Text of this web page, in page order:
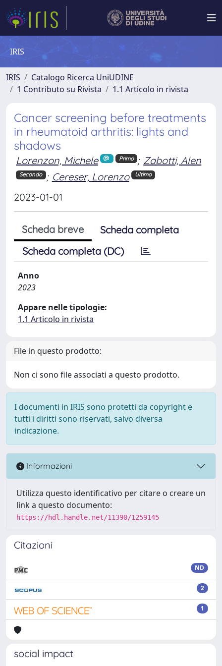
IRIS
IRIS
Catalogo Ricerca UniUDINE
1 Contributo su Rivista
1.1 Articolo in rivista
Cancer screening before treatments
in rheumatoid arthritis: lights and
shadows
Lorenzon, Michele Primo ; Zabotti, Alen
Secondo ; Cereser, Lorenzo Ultimo
2023-01-01
Scheda breve
Scheda completa
Scheda completa (DC)
Anno
2023
Appare nelle tipologie:
1.1 Articolo in rivista
File in questo prodotto:
Non ci sono file associati a questo prodotto.
I documenti in IRIS sono protetti da copyright e
tutti i diritti sono riservati, salvo diversa
indicazione.
Informazioni
Utilizza questo identificativo per citare o creare un
link a questo documento:
https://hdl.handle.net/11390/1259145
Citazioni
ND
2
1
social impact